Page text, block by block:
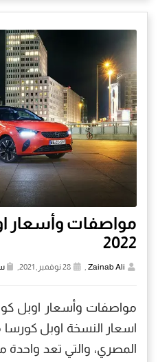
مواصفات وأسعار
2022
Zainab Ali
,
المصري، والتي تعد واحدة